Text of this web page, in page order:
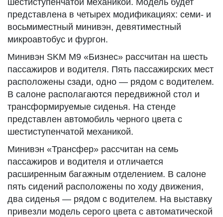
шестиступенчатой механикой. Модель будет
представлена в четырех модификациях: семи- и
восьмиместный минивэн, девятиместный
микроавтобус и фургон.
Минивэн SKM М9 «Бизнес» рассчитан на шесть
пассажиров и водителя. Пять пассажирских мест
расположены сзади, одно — рядом с водителем.
В салоне располагаются передвижной стол и
трансформируемые сиденья. На стенде
представлен автомобиль черного цвета с
шестиступенчатой механикой.
Минивэн «Трансфер» рассчитан на семь
пассажиров и водителя и отличается
расширенным багажным отделением. В салоне
пять сидений расположены по ходу движения,
два сиденья — рядом с водителем. На выставку
привезли модель серого цвета с автоматической